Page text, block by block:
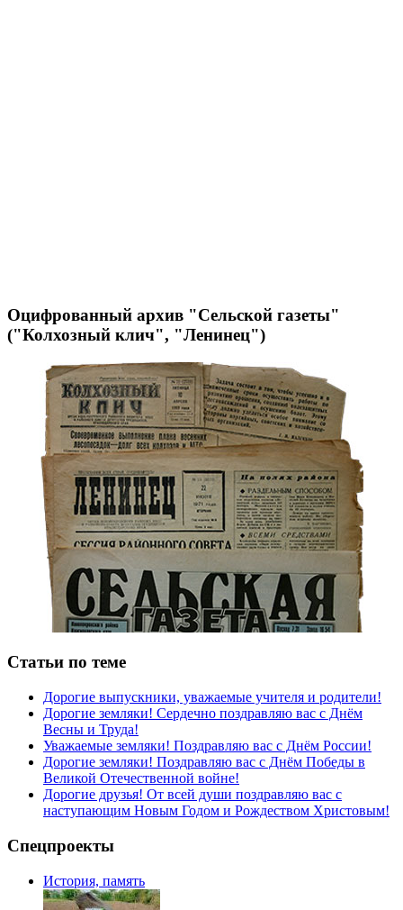
Оцифрованный архив "Сельской газеты"
("Колхозный клич", "Ленинец")
Статьи по теме
Дорогие выпускники, уважаемые учителя и родители!
Дорогие земляки! Сердечно поздравляю вас с Днём
Весны и Труда!
Уважаемые земляки! Поздравляю вас с Днём России!
Дорогие земляки! Поздравляю вас с Днём Победы в
Великой Отечественной войне!
Дорогие друзья! От всей души поздравляю вас с
наступающим Новым Годом и Рождеством Христовым!
Спецпроекты
История, память